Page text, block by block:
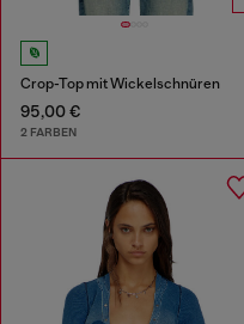
Crop-Top mit Wickelschnüren
95,00 €
2 FARBEN